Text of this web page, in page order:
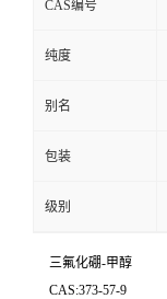
CAS编号
纯度
别名
包装
级别
三氟化硼-甲醇
CAS:373-57-9